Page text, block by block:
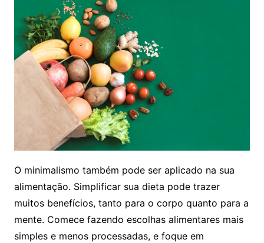
O minimalismo também pode ser aplicado na sua
alimentação. Simplificar sua dieta pode trazer
muitos benefícios, tanto para o corpo quanto para a
mente. Comece fazendo escolhas alimentares mais
simples e menos processadas, e foque em